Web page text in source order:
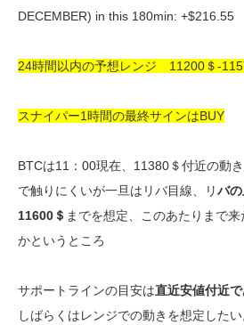
DECEMBER) in this 180min: +$216.55
24時間以内の予想レンジ 11200＄-
スナイパー1時間の最終サインはBUY
BTCは11：00現在、11380＄付近の動
で触りにくいが一旦はリバ目線、リバ
11600＄ までを想定、このあたりまで
かというところ
サポートラインの目安は直近安値付近
しばらくはレンジでの動きを想定したい